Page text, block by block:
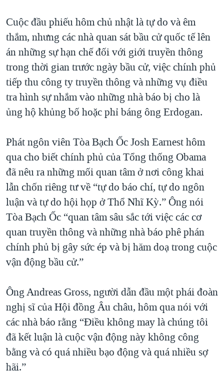
Cuộc đầu phiếu hôm chủ nhật là tự do và êm
thắm, nhưng các nhà quan sát bầu cử quốc tế lên
án những sự hạn chế đối với giới truyền thông
trong thời gian trước ngày bầu cử, việc chính phủ
tiếp thu công ty truyền thông và những vụ điều
tra hình sự nhắm vào những nhà báo bị cho là
ủng hộ khủng bố hoặc phỉ báng ông Erdogan.
Phát ngôn viên Tòa Bạch Ốc Josh Earnest hôm
qua cho biết chính phủ của Tổng thống Obama
đã nêu ra những mối quan tâm ở nơi công khai
lẫn chốn riêng tư về “tự do báo chí, tự do ngôn
luận và tự do hội họp ở Thổ Nhĩ Kỳ.” Ông nói
Tòa Bạch Ốc “quan tâm sâu sắc tới việc các cơ
quan truyền thông và những nhà báo phê phán
chính phủ bị gây sức ép và bị hăm doạ trong cuộc
vận động bầu cử.”
Ông Andreas Gross, người dẫn đầu một phái đoàn
nghị sĩ của Hội đồng Âu châu, hôm qua nói với
các nhà báo rằng “Điều không may là chúng tôi
đã kết luận là cuộc vận động này không công
bằng và có quá nhiều bạo động và quá nhiều sợ
hãi.”